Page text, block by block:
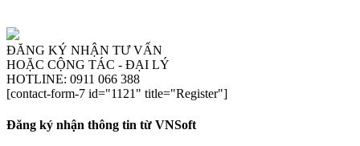
ĐĂNG KÝ NHẬN TƯ VẤN
HOẶC CỘNG TÁC - ĐẠI LÝ
HOTLINE: 0911 066 388
[contact-form-7 id="1121" title="Register"]
Đăng ký nhận thông tin từ VNSoft